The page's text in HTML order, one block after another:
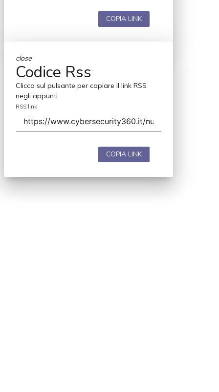
COPIA LINK
close
Codice Rss
Clicca sul pulsante per copiare il link RSS
negli appunti.
RSS link
COPIA LINK